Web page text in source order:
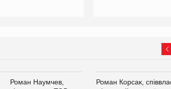
Роман Наумчев,
Роман Корсак,